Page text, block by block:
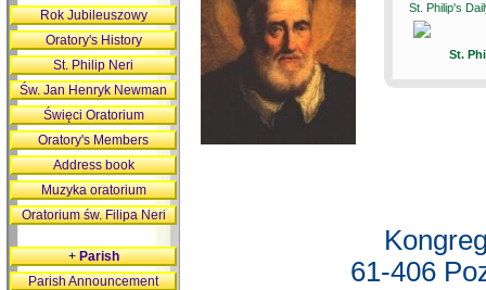
St. Philip's
St.
61-406
Rok Jubileuszowy
Oratory's History
St. Philip Neri
Św. Jan Henryk Newman
Święci Oratorium
Oratory's Members
Address book
Muzyka oratorium
Oratorium św. Filipa Neri
+Parish
Parish Announcement